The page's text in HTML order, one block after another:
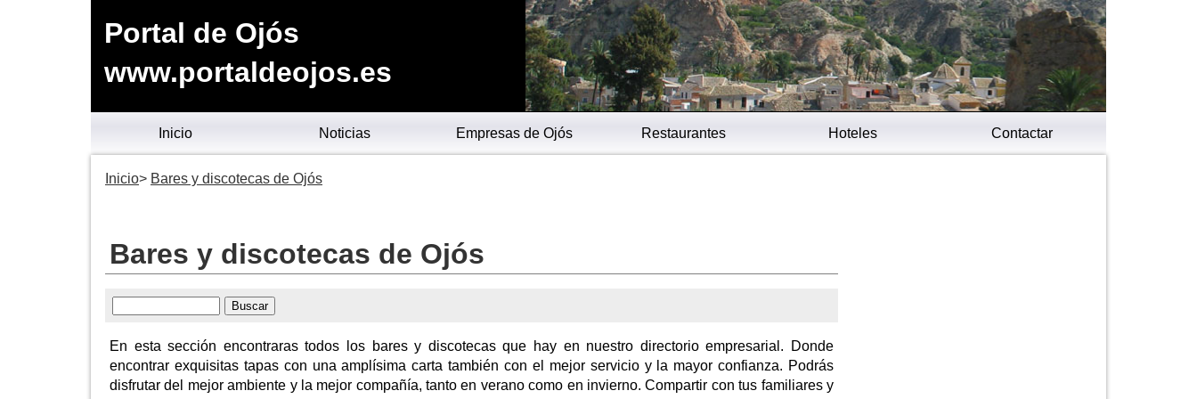
Portal de Ojós
www.portaldeojos.es
Inicio Noticias Empresas de Ojós Restaurantes Hoteles Contactar
Inicio Bares y discotecas de Ojós
Bares y discotecas de Ojós
En esta sección encontraras todos los bares y discotecas que hay en nuestro directorio empresarial. Donde
encontrar exquisitas tapas con una amplísima carta también con el mejor servicio y la mayor confianza. Podrás
disfrutar del mejor ambiente y la mejor compañía, tanto en verano como en invierno. Compartir con tus familiares y